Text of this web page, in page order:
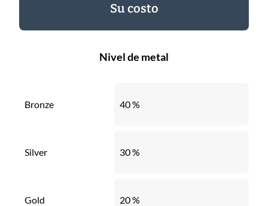
Su costo
Nivel de metal
Bronze 40 %
Silver 30 %
Gold 20 %